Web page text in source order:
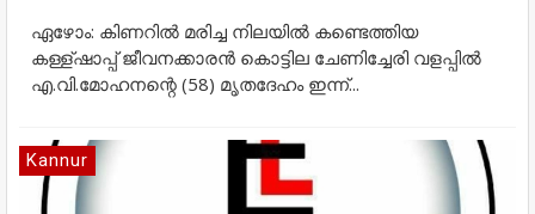
ഏഴോം: കിണറില്‍ മരിച്ച നിലയില്‍ കണ്ടെത്തിയ
കള്ള്ഷാപ്പ് ജീവനക്കാരന്‍ കൊട്ടില ചേണിച്ചേരി വളപ്പില്‍
എ.വി.മോഹനന്റെ (58) മൃതദേഹം ഇന്ന്...
Kannur